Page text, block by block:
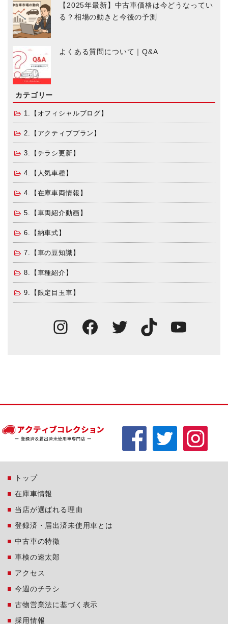
【2025年最新】中古車価格は今どうなってい
る？相場の動きと今後の予測
よくある質問について｜Q&A
カテゴリー
1.【オフィシャルブログ】
2.【アクティブプラン】
3.【チラシ更新】
4.【人気車種】
4.【在庫車両情報】
5.【車両紹介動画】
6.【納車式】
7.【車の豆知識】
8.【車種紹介】
9.【限定目玉車】
Instagram
Facebook
TwitterTikTok
トップ
在庫車情報
当店が選ばれる理由
登録済・届出済未使用車とは
中古車の特徴
車検の速太郎
アクセス
今週のチラシ
古物営業法に基づく表示
採用情報